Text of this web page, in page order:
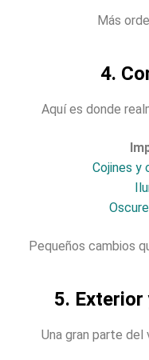
Más
4.
Aquí es donde
Cojines y
Pequeños cambios
5. Exterior
Una gran parte del